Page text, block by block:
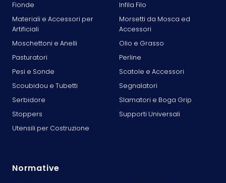
Fionde
Infila Filo
Materiali e Accessori per
Artificiali
Morsetti da Mosca ed
Accessori
Moschettoni e Anelli
Olio e Grasso
Pasturatori
Perline
Pesi e Sonde
Scatole e Accessori
Scoubidou e Tubetti
Segnalatori
Serbidore
Slamatori e Boga Grip
Stoppers
Supporti Universali
Utensili per Costruzione
Normative